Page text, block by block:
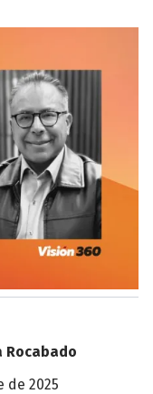
Rocabado
de 2025